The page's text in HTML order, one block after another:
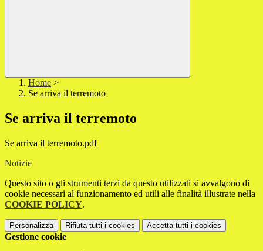
Home >
Se arriva il terremoto
Se arriva il terremoto
Se arriva il terremoto.pdf
Notizie
Questo sito o gli strumenti terzi da questo utilizzati si avvalgono di
cookie necessari al funzionamento ed utili alle finalità illustrate nella
COOKIE POLICY.
Personalizza Rifiuta tutti i cookies Accetta tutti i cookies
Gestione cookie